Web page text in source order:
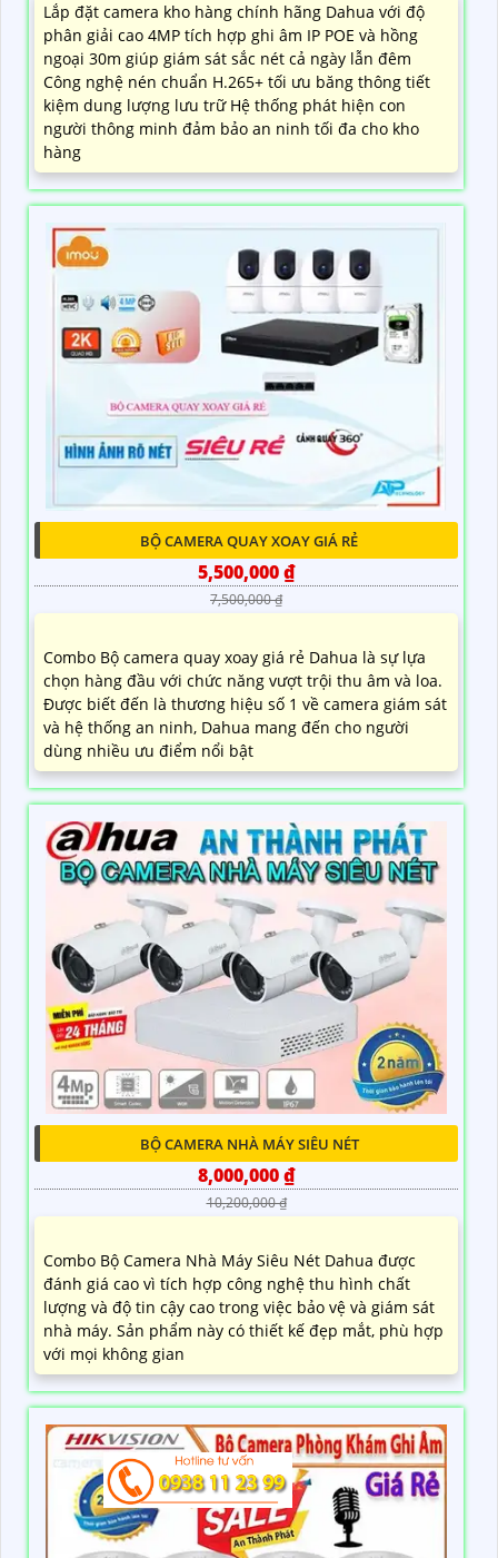
Lắp đặt camera kho hàng chính hãng Dahua với độ
phân giải cao 4MP tích hợp ghi âm IP POE và hồng
ngoại 30m giúp giám sát sắc nét cả ngày lẫn đêm
Công nghệ nén chuẩn H.265+ tối ưu băng thông tiết
kiệm dung lượng lưu trữ Hệ thống phát hiện con
người thông minh đảm bảo an ninh tối đa cho kho
hàng
BỘ CAMERA QUAY XOAY GIÁ RẺ
5,500,000 ₫
7,500,000 ₫
Combo Bộ camera quay xoay giá rẻ Dahua là sự lựa
chọn hàng đầu với chức năng vượt trội thu âm và loa.
Được biết đến là thương hiệu số 1 về camera giám sát
và hệ thống an ninh, Dahua mang đến cho người
dùng nhiều ưu điểm nổi bật
BỘ CAMERA NHÀ MÁY SIÊU NÉT
8,000,000 ₫
10,200,000 ₫
Combo Bộ Camera Nhà Máy Siêu Nét Dahua được
đánh giá cao vì tích hợp công nghệ thu hình chất
lượng và độ tin cậy cao trong việc bảo vệ và giám sát
nhà máy. Sản phẩm này có thiết kế đẹp mắt, phù hợp
với mọi không gian